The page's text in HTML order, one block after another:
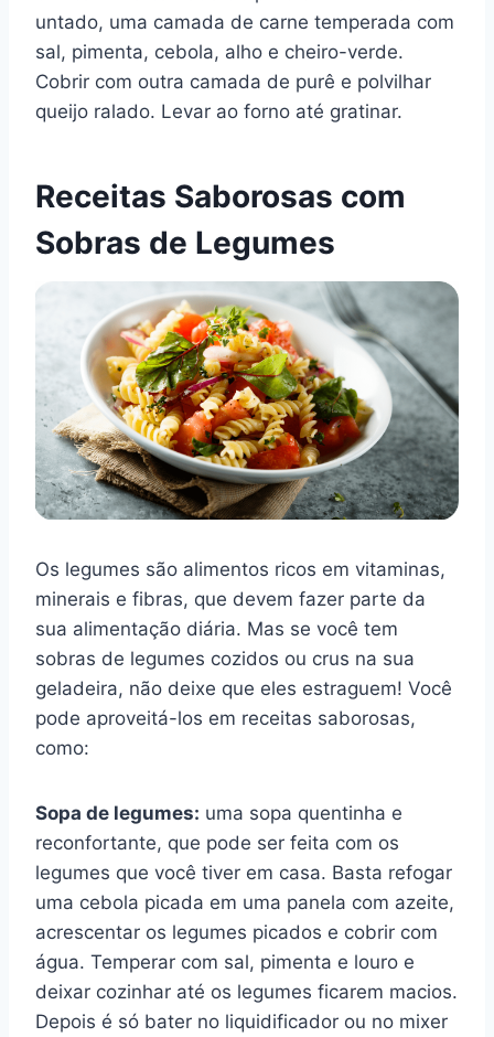
untado, uma camada de carne temperada com
sal, pimenta, cebola, alho e cheiro-verde.
Cobrir com outra camada de purê e polvilhar
queijo ralado. Levar ao forno até gratinar.
Receitas Saborosas com
Sobras de Legumes
Os legumes são alimentos ricos em vitaminas,
minerais e fibras, que devem fazer parte da
sua alimentação diária. Mas se você tem
sobras de legumes cozidos ou crus na sua
geladeira, não deixe que eles estraguem! Você
pode aproveitá-los em receitas saborosas,
como:
Sopa de legumes: uma sopa quentinha e
reconfortante, que pode ser feita com os
legumes que você tiver em casa. Basta refogar
uma cebola picada em uma panela com azeite,
acrescentar os legumes picados e cobrir com
água. Temperar com sal, pimenta e louro e
deixar cozinhar até os legumes ficarem macios.
Depois é só bater no liquidificador ou no mixer